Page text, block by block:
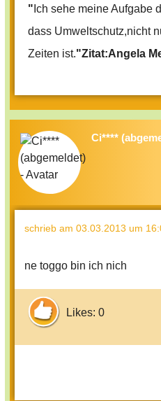
" Ich sehe meine Aufgabe
dass Umweltschutz,nicht
Zeiten ist."Zitat:Angela
Ci****
schrieb am 03.03.2013 um
ne toggo bin ich nich
Likes: 0